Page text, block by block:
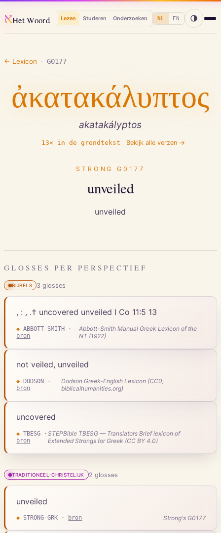
אHet Woord Lezen Studeren Onderzoeken NL EN
← Lexicon · G0177
ἀκατακάλυπτος
akatakályptos
13× in de grondtekst Bekijk alle verzen →
STRONGG0177
unveiled
unveiled
GLOSSES PER PERSPECTIEF
BIJBELS 3glosses
, : , .† uncovered unveiled I Co 11:5 13
◆ ABBOTT-SMITH ·
bron
Abbott-Smith Manual Greek Lexicon of the
NT (1922)
not veiled, unveiled
◆ DODSON ·
bron
Dodson Greek-English Lexicon (CC0,
biblicalhumanities.org)
uncovered
◆ TBESG ·
bron
STEPBible TBESG — Translators Brief lexicon of
Extended Strongs for Greek (CC BY 4.0)
TRADITIONEEL-CHRISTELIJK 2 glosses
unveiled
◆ STRONG-GRK · bron Strong's G0177